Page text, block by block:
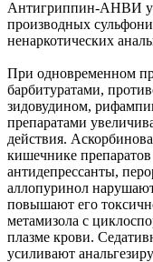
Антигриппин-АНВИ
производных
ненаркотических
При одновременном
барбитуратами,
зидовудином,
препаратами
действия.
кишечнике
антидепрессанты,
аллопуринол
повышают его
метамизола с
плазме крови.
усиливают